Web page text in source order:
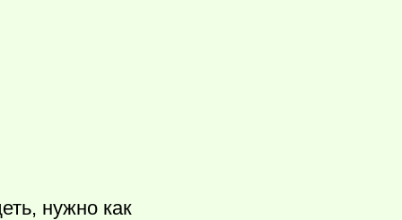
нужно как